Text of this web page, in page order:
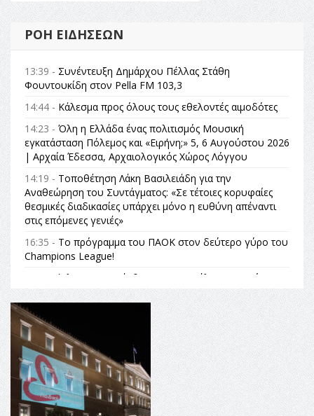
ΡΟΉ ΕΙΔΉΣΕΩΝ
13:39 - Συνέντευξη Δημάρχου Πέλλας Στάθη
Φουντουκίδη στον Pella FM 103,3
14:44 - Κάλεσμα προς όλους τους εθελοντές αιμοδότες
14:23 - Όλη η Ελλάδα ένας πολιτισμός Μουσική
εγκατάσταση Πόλεμος και «Ειρήνη;» 5, 6 Αυγούστου 2026
| Αρχαία Έδεσσα, Αρχαιολογικός Χώρος Λόγγου
14:19 - Τοποθέτηση Λάκη Βασιλειάδη για την
Αναθεώρηση του Συντάγματος: «Σε τέτοιες κορυφαίες
θεσμικές διαδικασίες υπάρχει μόνο η ευθύνη απέναντι
στις επόμενες γενιές»
16:35 - Το πρόγραμμα του ΠΑΟΚ στον δεύτερο γύρο του
Champions League!
Όλυμπος: Εντάχθηκε στον Κατάλογο Παγκόσμιας
Κληρονομιάς της UNESCO – Ομόφωνη η απόφαση Ο
Όλυμπος αναγνωρίστηκε ως φυσικό και πολιτιστικό
αγαθό εξέχουσας οικουμενικής αξίας για την
ανθρωπότητα
16:18 - ΕΝΟΡΙΑΚΕΣ ΚΑΛΟΚΑΙΡΙΝΕΣ ΔΡΑΣΕΙΣ ΓΙΑ ΠΑΙΔΙΑ
ΣΤΗΝ ΕΔΕΣΣΑ
16:15 -Εργασίες συντήρησης οδοφωτισμού στην Ενωτική
Οδό Σίνδου από την Περιφέρεια Κεντρικής Μακεδονίας